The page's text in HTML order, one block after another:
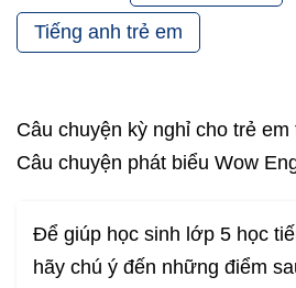
Tiếng anh trẻ em
Câu chuyện kỳ nghỉ cho trẻ
Câu chuyện phát biểu Wow
Để giúp học sinh lớp 5 học
hãy chú ý đến những điểm